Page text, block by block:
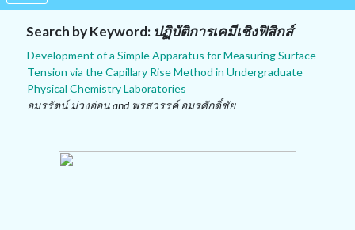
Search by Keyword: ปฏิบัติการเคมีเชิงฟิสิกส์
Development of a Simple Apparatus for Measuring Surface
Tension via the Capillary Rise Method in Undergraduate
Physical Chemistry Laboratories
อมรรัตน์ ม่วงอ่อน and พรสวรรค์ อมรศักดิ์ชัย